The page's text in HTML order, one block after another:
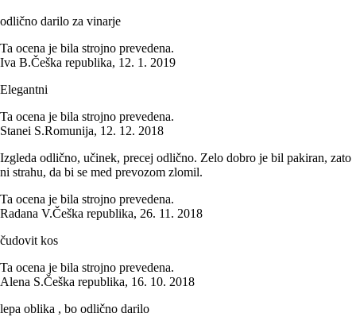
odlično darilo za vinarje
Ta ocena je bila strojno prevedena.
Iva B.Češka republika, 12. 1. 2019
Elegantni
Ta ocena je bila strojno prevedena.
Stanei S.Romunija, 12. 12. 2018
Izgleda odlično, učinek, precej odlično. Zelo dobro je bil pakiran, zato
ni strahu, da bi se med prevozom zlomil.
Ta ocena je bila strojno prevedena.
Radana V.Češka republika, 26. 11. 2018
čudovit kos
Ta ocena je bila strojno prevedena.
Alena S.Češka republika, 16. 10. 2018
lepa oblika , bo odlično darilo